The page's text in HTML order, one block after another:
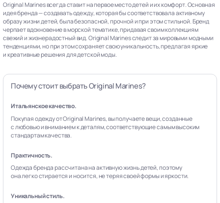
Original Marines всегда ставит на первое место детей и их комфорт. Основная
идея бренда — создавать одежду, которая бы соответствовала активному
образу жизни детей, была безопасной, прочной и при этом стильной. Бренд
черпает вдохновение в морской тематике, придавая своим коллекциям
свежий и жизнерадостный вид. Original Marines следит за мировыми модными
тенденциями, но при этом сохраняет свою уникальность, предлагая яркие
и креативные решения для детской моды.
Почему стоит выбрать Original Marines?
Итальянское качество.
Покупая одежду от Original Marines, вы получаете вещи, созданные
с любовью и вниманием к деталям, соответствующие самым высоким
стандартам качества.
Практичность.
Одежда бренда рассчитана на активную жизнь детей, поэтому
она легко стирается и носится, не теряя своей формы и яркости.
Уникальный стиль.